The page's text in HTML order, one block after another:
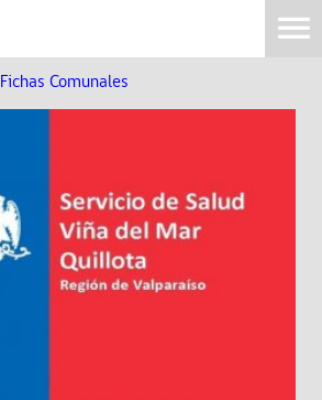
Fichas Comunales